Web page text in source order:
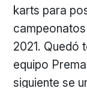
karts para
2021. Quedó
equipo
siguiente se